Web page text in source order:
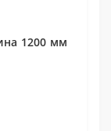
1200 мм